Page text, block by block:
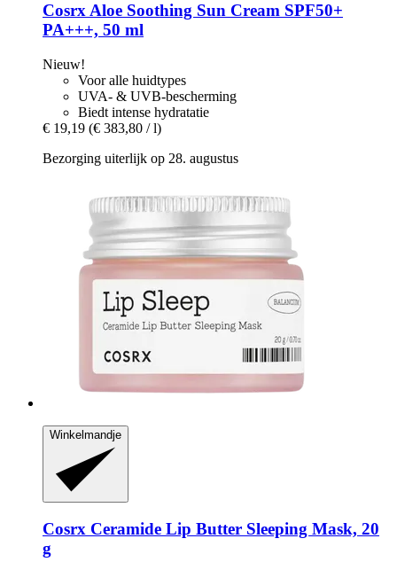
Cosrx Aloe Soothing Sun Cream SPF50+
PA+++, 50 ml
Nieuw!
Voor alle huidtypes
UVA- & UVB-bescherming
Biedt intense hydratatie
€ 19,19 (€ 383,80 / l)
Bezorging uiterlijk op 28. augustus
Winkelmandje
Cosrx Ceramide Lip Butter Sleeping Mask, 20
g